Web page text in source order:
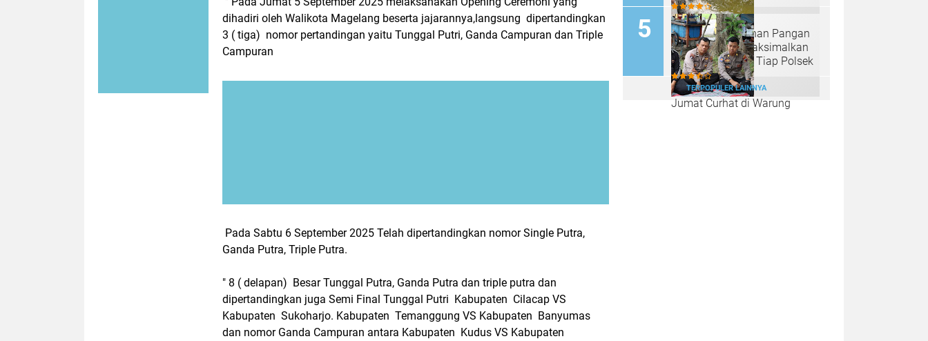
dihadiri oleh Walikota Magelang beserta jajarannya,langsung dipertandingkan
3 ( tiga) nomor pertandingan yaitu Tunggal Putri, Ganda Campuran dan Triple
Campuran
Pada Sabtu 6 September 2025 Telah dipertandingkan nomor Single Putra,
Ganda Putra, Triple Putra.
" 8 ( delapan) Besar Tunggal Putra, Ganda Putra dan triple putra dan
dipertandingkan juga Semi Final Tunggal Putri Kabupaten Cilacap VS
Kabupaten Sukoharjo. Kabupaten Temanggung VS Kabupaten Banyumas
dan nomor Ganda Campuran antara Kabupaten Kudus VS Kabupaten
Serta Pengabdian Tinggi
Program Ketahanan Pangan
Polres Batang Maksimalkan
Lahan Kosong di Tiap Polsek
Jumat Curhat di Warung
TERPOPULER LAINNYA